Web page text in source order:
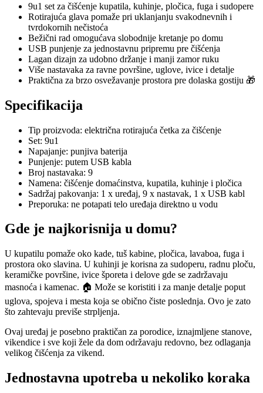
9u1 set za čišćenje kupatila, kuhinje, pločica, fuga i sudopere
Rotirajuća glava pomaže pri uklanjanju svakodnevnih i
tvrdokornih nečistoća
Bežični rad omogućava slobodnije kretanje po domu
USB punjenje za jednostavnu pripremu pre čišćenja
Lagan dizajn za udobno držanje i manji zamor ruku
Više nastavaka za ravne površine, uglove, ivice i detalje
Praktična za brzo osvežavanje prostora pre dolaska gostiju 🎁
Specifikacija
Tip proizvoda: električna rotirajuća četka za čišćenje
Set: 9u1
Napajanje: punjiva baterija
Punjenje: putem USB kabla
Broj nastavaka: 9
Namena: čišćenje domaćinstva, kupatila, kuhinje i pločica
Sadržaj pakovanja: 1 x uređaj, 9 x nastavak, 1 x USB kabl
Preporuka: ne potapati telo uređaja direktno u vodu
Gde je najkorisnija u domu?
U kupatilu pomaže oko kade, tuš kabine, pločica, lavaboa, fuga i
prostora oko slavina. U kuhinji je korisna za sudoperu, radnu ploču,
keramičke površine, ivice šporeta i delove gde se zadržavaju
masnoća i kamenac. 🏠 Može se koristiti i za manje detalje poput
uglova, spojeva i mesta koja se obično čiste poslednja. Ovo je zato
što zahtevaju previše strpljenja.
Ovaj uređaj je posebno praktičan za porodice, iznajmljene stanove,
vikendice i sve koji žele da dom održavaju redovno, bez odlaganja
velikog čišćenja za vikend.
Jednostavna upotreba u nekoliko koraka